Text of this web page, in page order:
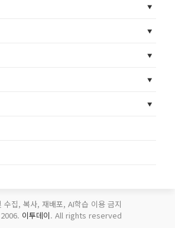
수집, 복사, 재배포, AI학습 이용 금지
이투데이. All rights reserved